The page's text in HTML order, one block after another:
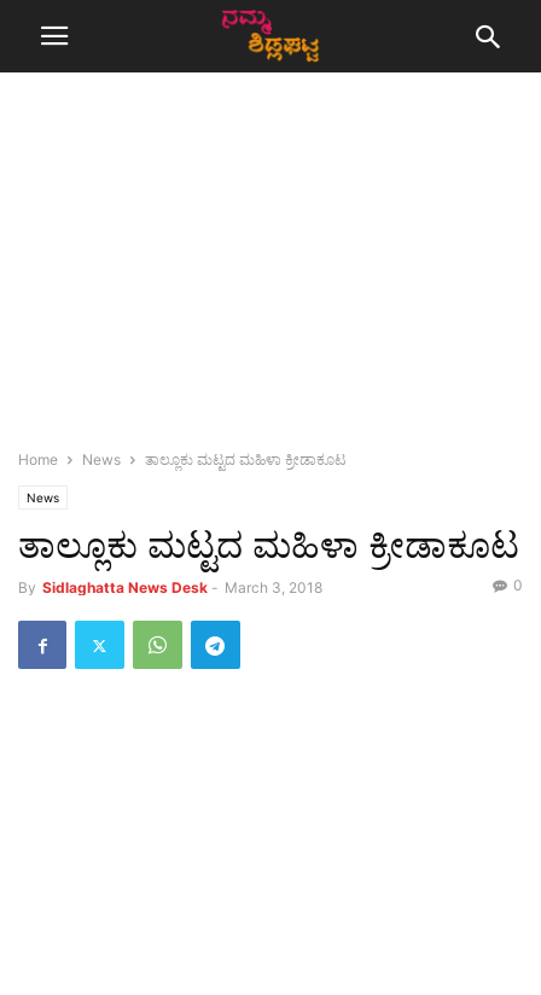
Home News ತಾಲ್ಲೂಕು ಮಟ್ಟದ ಮಹಿಳಾ ಕ್ರೀಡಾಕೂಟ
News
ತಾಲ್ಲೂಕು ಮಟ್ಟದ ಮಹಿಳಾ ಕ್ರೀಡಾಕೂಟ
By Sidlaghatta News Desk - March 3, 2018 0